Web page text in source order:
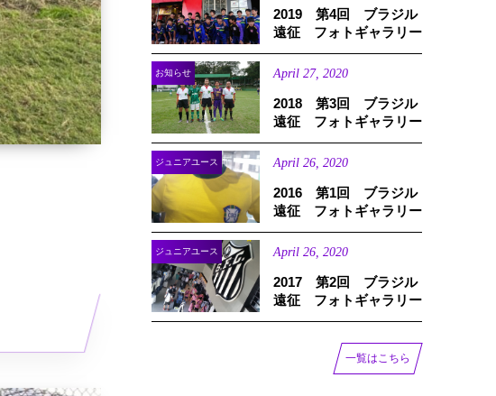
2019 第4回 ブラジル
遠征 フォトギャラリー
お知らせ April 27, 2020
2018 第3回 ブラジル
遠征 フォトギャラリー
ジュニアユース April 26 2020
2016 第1回 ブラジル
遠征 フォトギャラリー
ジュニアユース April 26 2020
2017 第2回 ブラジル
遠征 フォトギャラリー
一覧はこちら